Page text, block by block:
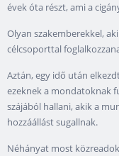
évek óta részt, ami a
Olyan szakemberekkel,
célcsoporttal
Aztán, egy idő után
ezeknek a mondatoknak
szájából hallani, akik a
hozzáállást sugallnak.
Néhányat most